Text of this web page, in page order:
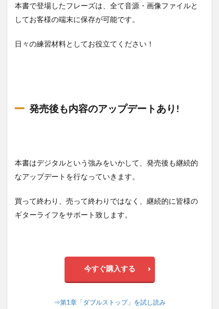
本書で登場したフレーズは、全て音源・画像ファイルと
してお客様の端末に保存が可能です。
日々の練習材料としてお役立てください！
発売後も内容のアップデートあり!
本書はデジタルという強みをいかして、発売後も継続的
なアップデートを行なっていきます。
買って終わり、売って終わりではなく、継続的に皆様の
ギターライフをサポート致します。
今すぐ購入する
⇒第1章「ダブルストップ」を試し読み